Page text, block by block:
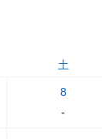
土
8
-